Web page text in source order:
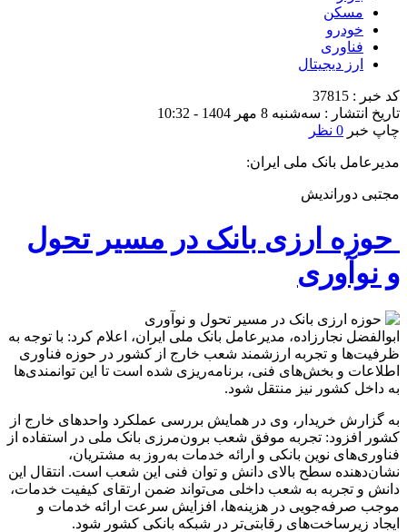
مسکن
خودرو
فناوری
ارز دیجیتال
کد خبر : 37815
تاریخ انتشار : سه‌شنبه 8 مهر 1404 - 10:32
چاپ خبر 0 نظر
مدیرعامل بانک ملی ایران:
مجتبی دوراندیش
حوزه ارزی بانک در مسیر تحول
و نوآوری
ابوالفضل نجارزاده، مدیرعامل بانک ملی ایران، اعلام کرد: با توجه به
ظرفیت‌ها و تجربه ارزشمند شعب خارج از کشور در حوزه فناوری
اطلاعات و بخش‌های فنی، برنامه‌ریزی شده است تا این توانمندی‌ها
به داخل کشور نیز منتقل شود.
به گزارش خریدار، وی در همایش بررسی عملکرد واحدهای خارج از
کشور افزود: تجربه موفق شعب برون‌مرزی بانک ملی در استفاده از
فناوری‌های نوین بانکی و ارائه خدمات به‌روز به مشتریان،
نشان‌دهنده سطح بالای دانش و توان فنی این شعب است. انتقال این
دانش و تجربه به شعب داخلی می‌تواند ضمن ارتقای کیفیت خدمات،
موجب صرفه‌جویی در هزینه‌ها، افزایش سرعت ارائه خدمات و
ایجاد زیرساخت‌های رقابتی‌تر در شبکه بانکی کشور شود.